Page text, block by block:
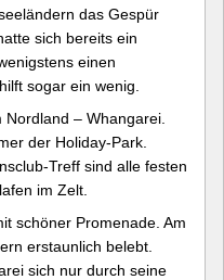
das Gespür
sich bereits ein
einen
sogar ein wenig.
– Whangarei.
der Holiday-Park.
Treff sind alle festen
im Zelt.
schöner Promenade. Am
erstaunlich belebt.
sich nur durch seine